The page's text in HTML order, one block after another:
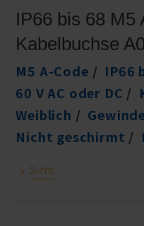
IP66 bis 68 M5
Kabelbuchse
M5 A-Code IP66
60 V AC oder DC
Weiblich
Nicht geschirmt
Sicht